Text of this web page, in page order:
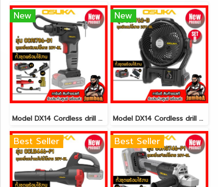
New
Model DX14 Cordless drill set 3/8"(10mm.) 30N.m 12V MAX* Brushless CAT@(copy)(copy)(copy)(copy)(copy)(copy)(copy)(copy)(copy)(copy)(copy)(copy)(copy)(copy)(copy)(copy)(copy)(copy)(copy)
New
Model DX14 Cordless drill set 3/8"(10mm.) 30N.m 12V MAX* Brushless CAT@(copy)(copy)(copy)(copy)(copy)(copy)(copy)(copy)(copy)(copy)(copy)(copy)(copy)(copy)(copy)(copy)(copy)(copy)(copy)(copy)
Best Seller Best Seller